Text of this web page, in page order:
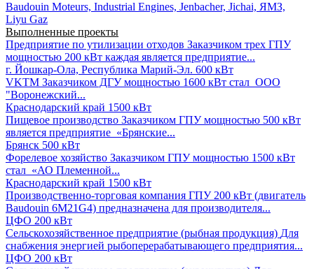
Baudouin Moteurs, Industrial Engines, Jenbacher, Jichai, ЯМЗ,
Liyu Gaz
Выполненные проекты
Предприятие по утилизации отходов Заказчиком трех ГПУ
мощностью 200 кВт каждая является предприятие...
г. Йошкар-Ола, Республика Марий-Эл. 600 кВт
VKTM Заказчиком ДГУ мощностью 1600 кВт стал ООО
"Воронежский...
Краснодарский край 1500 кВт
Пищевое производство Заказчиком ГПУ мощностью 500 кВт
является предприятие «Брянские...
Брянск 500 кВт
Форелевое хозяйство Заказчиком ГПУ мощностью 1500 кВт
стал «АО Племенной...
Краснодарский край 1500 кВт
Производственно-торговая компания ГПУ 200 кВт (двигатель
Baudouin 6M21G4) предназначена для производителя...
ЦФО 200 кВт
Сельскохозяйственное предприятие (рыбная продукция) Для
снабжения энергией рыбоперерабатывающего предприятия...
ЦФО 200 кВт